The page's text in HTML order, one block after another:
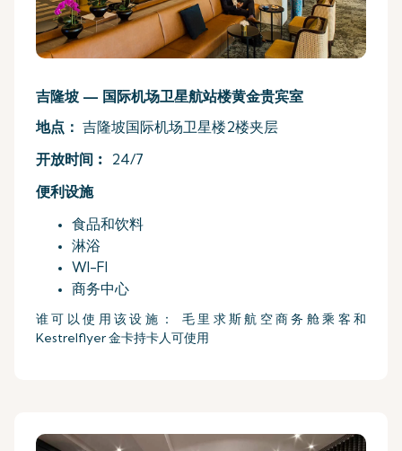
吉隆坡 — 国际机场卫星航站楼黄金贵宾室
地点： 吉隆坡国际机场卫星楼2楼夹层
开放时间︰ 24/7
便利设施
食品和饮料
淋浴
WI-FI
商务中心
谁可以使用该设施： 毛里求斯航空商务舱乘客和
Kestrelflyer 金卡持卡人可使用